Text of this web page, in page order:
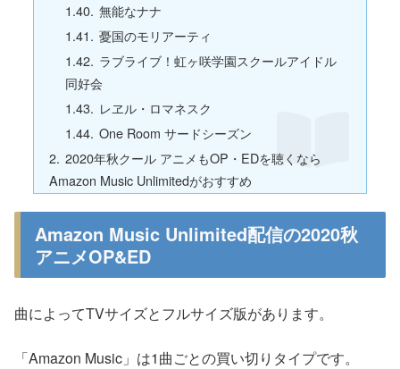
無能なナナ
憂国のモリアーティ
ラブライブ！虹ヶ咲学園スクールアイドル
同好会
レヱル・ロマネスク
One Room サードシーズン
2020年秋クール アニメもOP・EDを聴くなら
Amazon Music Unlimitedがおすすめ
Amazon Music Unlimited配信の2020秋
アニメOP&ED
曲によってTVサイズとフルサイズ版があります。
「Amazon Music」は1曲ごとの買い切りタイプです。